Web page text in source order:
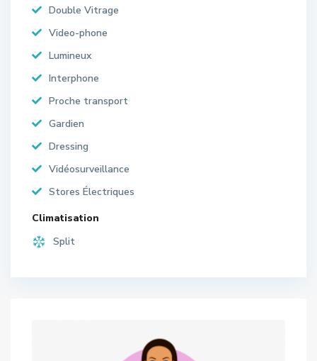
Double Vitrage
Video-phone
Lumineux
Interphone
Proche transport
Gardien
Dressing
Vidéosurveillance
Stores Électriques
Climatisation
Split